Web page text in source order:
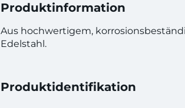
Produktinformation
Aus hochwertigem,
Edelstahl.
Produktidentifikation